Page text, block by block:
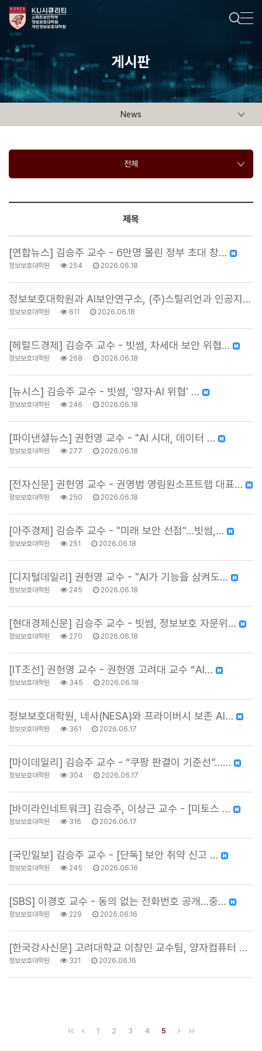
게시판
News
전체
제목
[연합뉴스] 김승주 교수 - 6만명 몰린 정부 초대 창…
정보보호대학원 254 2026.06.18
정보보호대학원과 AI보안연구소, (주)스틸리언과 인공지…
정보보호대학원 611 2026.06.18
[헤럴드경제] 김승주 교수 - 빗썸, 차세대 보안 위협…
정보보호대학원 268 2026.06.18
[뉴시스] 김승주 교수 - 빗썸, '양자·AI 위협' …
정보보호대학원 246 2026.06.18
[파이낸셜뉴스] 권헌영 교수 - "AI 시대, 데이터 …
정보보호대학원 277 2026.06.18
[전자신문] 권헌영 교수 - 권영범 영림원소프트랩 대표…
정보보호대학원 250 2026.06.18
[아주경제] 김승주 교수 - "미래 보안 선점"…빗썸,…
정보보호대학원 251 2026.06.18
[디지털데일리] 권헌영 교수 - "AI가 기능을 삼켜도…
정보보호대학원 245 2026.06.18
[현대경제신문] 김승주 교수 - 빗썸, 정보보호 자문위…
정보보호대학원 270 2026.06.18
[IT조선] 권헌영 교수 - 권헌영 고려대 교수 “AI…
정보보호대학원 345 2026.06.18
정보보호대학원, 네사(NESA)와 프라이버시 보존 AI…
정보보호대학원 361 2026.06.17
[마이데일리] 김승주 교수 - “쿠팡 판결이 기준선”……
정보보호대학원 304 2026.06.17
[바이라인네트워크] 김승주, 이상근 교수 - [미토스 …
정보보호대학원 316 2026.06.17
[국민일보] 김승주 교수 - [단독] 보안 취약 신고 …
정보보호대학원 245 2026.06.16
[SBS] 이경호 교수 - 동의 없는 전화번호 공개…중…
정보보호대학원 229 2026.06.16
[한국강사신문] 고려대학교 이창민 교수팀, 양자컴퓨터 …
정보보호대학원 321 2026.06.16
1 2 3 4 5